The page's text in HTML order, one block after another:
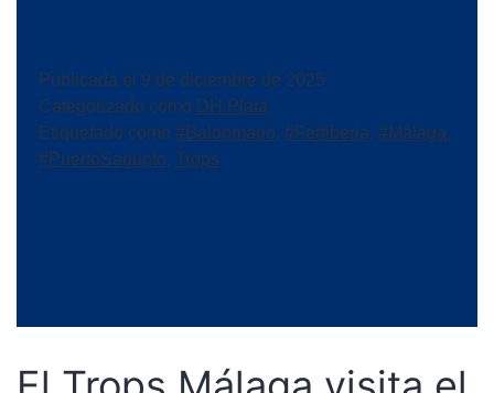
Publicada el 9 de diciembre de 2025
Categorizado como DH Plata
Etiquetado como #Balonmano, #Fertiberia, #Málaga,
#PuertoSagunto, Trops